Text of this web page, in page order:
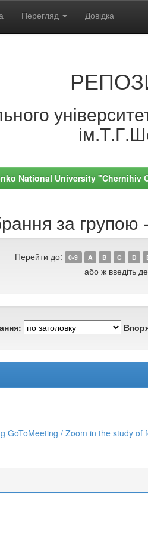
Перегляд Довідка
National University "Chernihiv
за
Перейти до: 0-9 A B C D
або ж введіть
GoToMeeting / Zoom in the study of